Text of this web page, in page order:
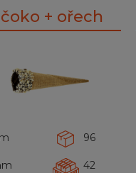
+ ořech
96
42